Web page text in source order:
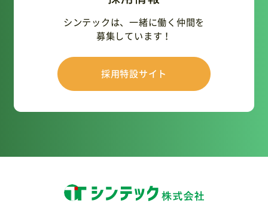
シンテックは、一緒に働く仲間を
募集しています！
採用特設サイト